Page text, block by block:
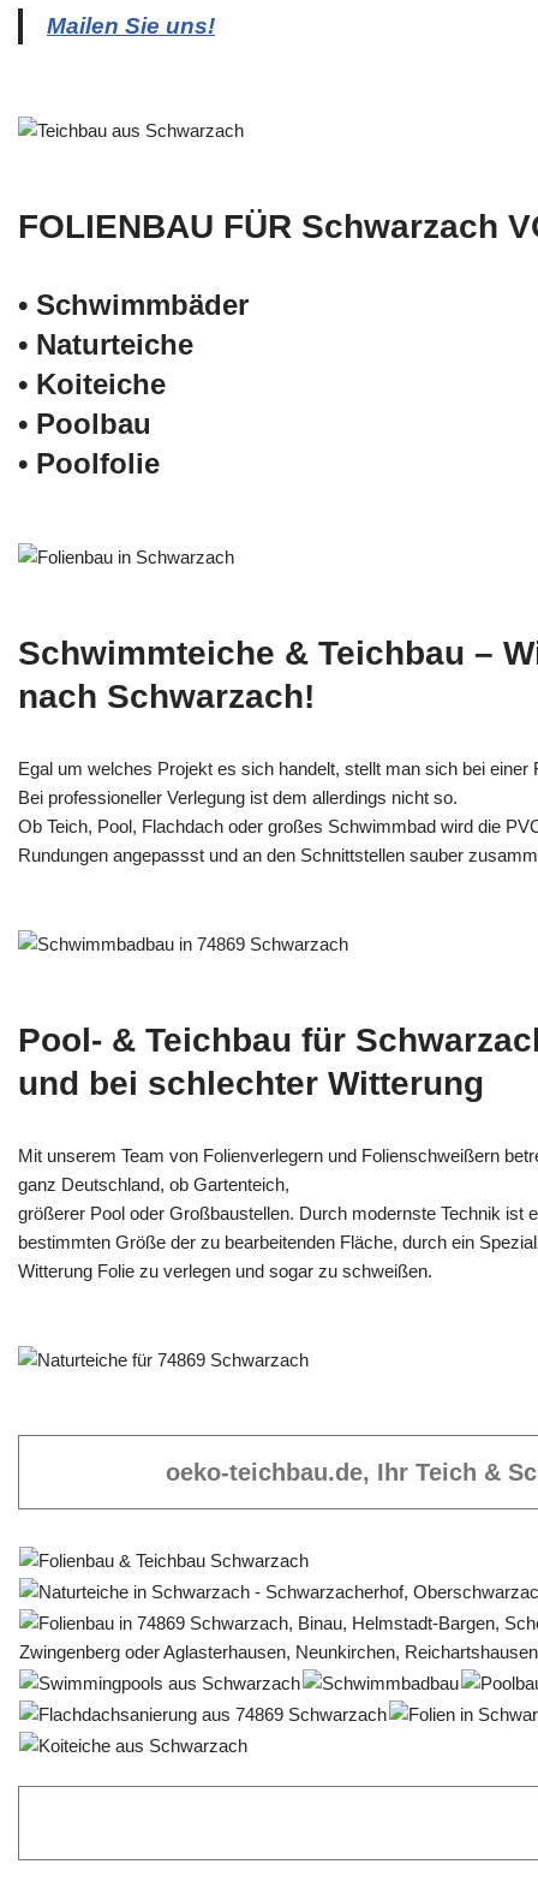
Mailen Sie uns!
FOLIENBAU FÜR Schwarzach
• Schwimm­bäder
• Naturteiche
• Koiteiche
• Poolbau
• Poolfolie
Schwimmteiche & Teichbau –
nach Schwarzach!
Egal um welches Projekt es sich handelt, stellt man sich bei einer
Bei professioneller Verlegung ist dem allerdings nicht so.
Ob Teich, Pool, Flachdach oder großes Schwimmbad wird die
Rundungen angepassst und an den Schnittstellen sauber
Pool- & Teichbau für
und bei schlechter Witterung
Mit unserem Team von Folienverlegern und Folien­schweißern
ganz Deutschland, ob Gartenteich,
größerer Pool oder Großbaustellen. Durch modernste Technik ist
bestimmten Größe der zu bearbeitenden Fläche, durch ein
Witterung Folie zu verlegen und sogar zu schweißen.
oeko-teichbau.de, Ihr Teich &